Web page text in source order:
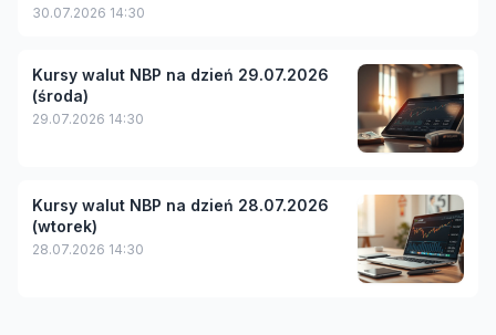
30.07.2026 14:30
Kursy walut NBP na dzień 29.07.2026
(środa)
29.07.2026 14:30
Kursy walut NBP na dzień 28.07.2026
(wtorek)
28.07.2026 14:30